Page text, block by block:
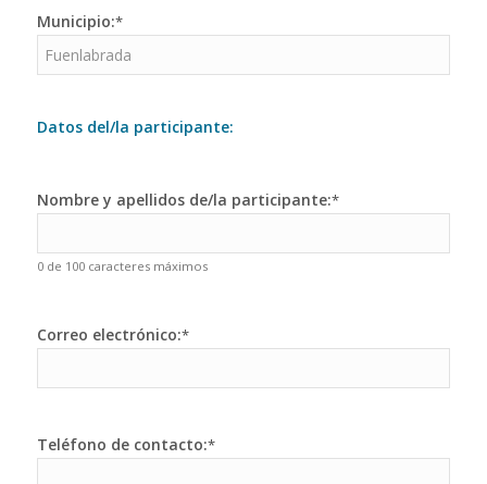
Municipio:*
Datos del/la participante:
Nombre y apellidos de/la participante:*
0 de 100 caracteres máximos
Correo electrónico:*
Teléfono de contacto:*